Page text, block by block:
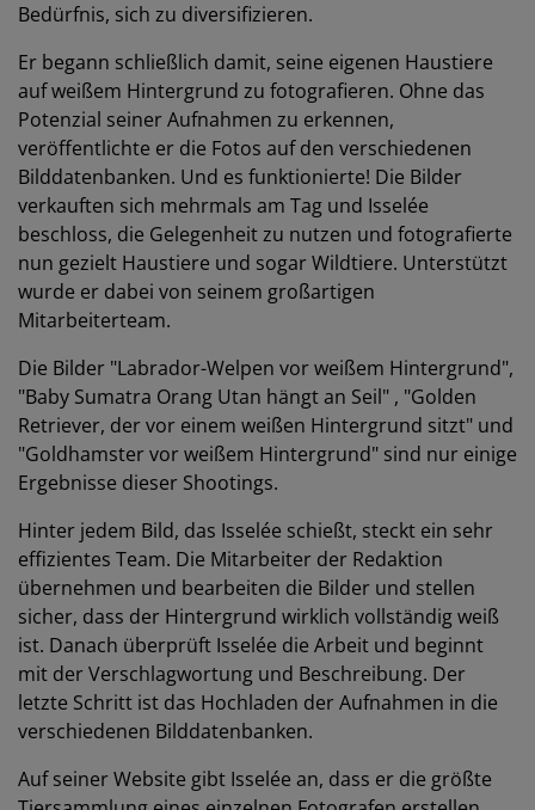
Bedürfnis, sich zu diversifizieren.
Er begann schließlich damit, seine eigenen Haustiere
auf weißem Hintergrund zu fotografieren. Ohne das
Potenzial seiner Aufnahmen zu erkennen,
veröffentlichte er die Fotos auf den verschiedenen
Bilddatenbanken. Und es funktionierte! Die Bilder
verkauften sich mehrmals am Tag und Isselée
beschloss, die Gelegenheit zu nutzen und fotografierte
nun gezielt Haustiere und sogar Wildtiere. Unterstützt
wurde er dabei von seinem großartigen
Mitarbeiterteam.
Die Bilder "Labrador-Welpen vor weißem Hintergrund",
"Baby Sumatra Orang Utan hängt an Seil" , "Golden
Retriever, der vor einem weißen Hintergrund sitzt" und
"Goldhamster vor weißem Hintergrund" sind nur einige
Ergebnisse dieser Shootings.
Hinter jedem Bild, das Isselée schießt, steckt ein sehr
effizientes Team. Die Mitarbeiter der Redaktion
übernehmen und bearbeiten die Bilder und stellen
sicher, dass der Hintergrund wirklich vollständig weiß
ist. Danach überprüft Isselée die Arbeit und beginnt
mit der Verschlagwortung und Beschreibung. Der
letzte Schritt ist das Hochladen der Aufnahmen in die
verschiedenen Bilddatenbanken.
Auf seiner Website gibt Isselée an, dass er die größte